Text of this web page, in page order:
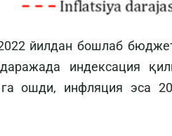
йилдан бошлаб
индексация
ошди, инфляция эса